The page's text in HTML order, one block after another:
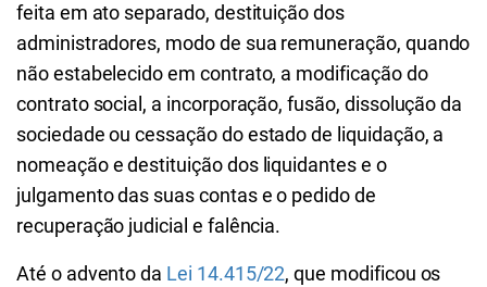
feita em ato separado, destituição dos
administradores, modo de sua remuneração, quando
não estabelecido em contrato, a modificação do
contrato social, a incorporação, fusão, dissolução da
sociedade ou cessação do estado de liquidação, a
nomeação e destituição dos liquidantes e o
julgamento das suas contas e o pedido de
recuperação judicial e falência.
Até o advento da Lei 14.415/22, que modificou os